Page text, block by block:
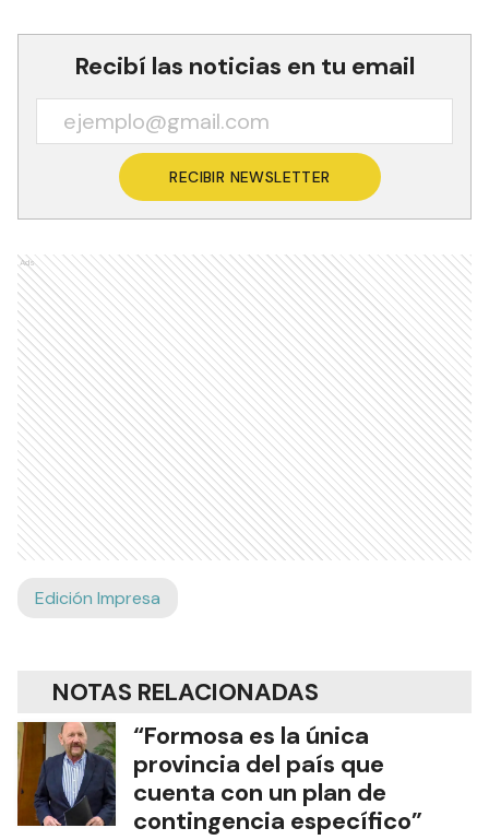
Recibí las noticias en tu email
RECIBIR NEWSLETTER
Ads
Edición Impresa
NOTAS RELACIONADAS
“Formosa es la única
provincia del país que
cuenta con un plan de
contingencia específico”